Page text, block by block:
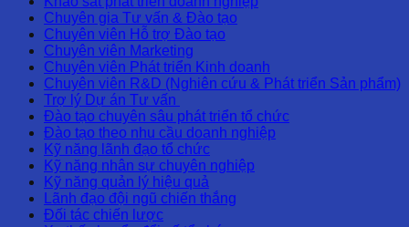
Chuyên gia Tư vấn & Đào tạo
Chuyên viên Hỗ trợ Đào tạo
Chuyên viên Marketing
Chuyên viên Phát triển Kinh doanh
Chuyên viên R&D (Nghiên cứu & Phát triển Sản phẩm)
Trợ lý Dự án Tư vấn
Đào tạo chuyên sâu phát triển tổ chức
Đào tạo theo nhu cầu doanh nghiệp
Kỹ năng lãnh đạo tổ chức
Kỹ năng nhân sự chuyên nghiệp
Kỹ năng quản lý hiệu quả
Lãnh đạo đội ngũ chiến thắng
Đối tác chiến lược